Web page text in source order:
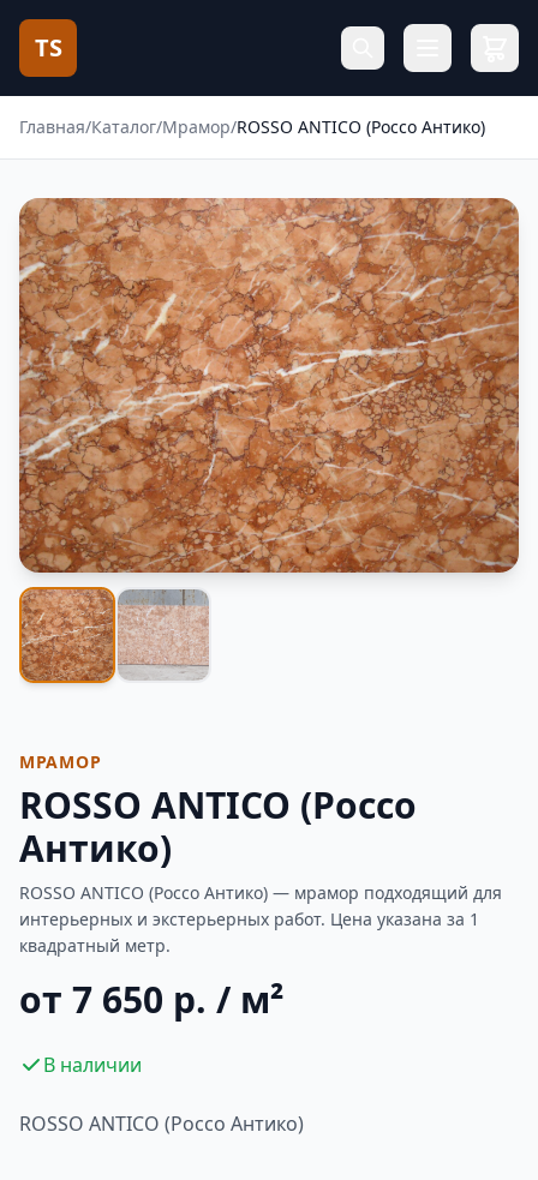
TS
Главная/Каталог/Мрамор/ROSSO ANTICO (Россо Антико)
Фотогалерея
МРАМОР
ROSSO ANTICO (Россо
Антико)
ROSSO ANTICO (Россо Антико) — мрамор подходящий для
интерьерных и экстерьерных работ. Цена указана за 1
квадратный метр.
от 7 650 р. / м²
В наличии
ROSSO ANTICO (Россо Антико)